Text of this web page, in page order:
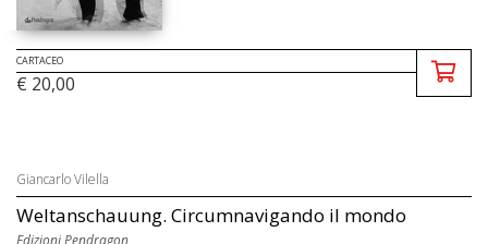
CARTACEO
€ 20,00
Giancarlo Vilella
Weltanschauung. Circumnavigando il mondo
Edizioni Pendragon